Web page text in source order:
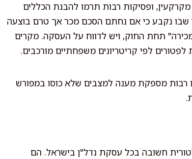
ופסיקות רבות תרמו להבנת הכללים
שבו נקבע כי אם נחתם הסכם מכר אך טרם בוצעה
תחת החוק, ויש לדווח על העסקה. מקרים
לפי קריטריונים משפחתיים מורכבים.
רבות מספקת מענה למצבים שלא כוסו במפורש
חשובה בכל עסקת נדל"ן בישראל. הם